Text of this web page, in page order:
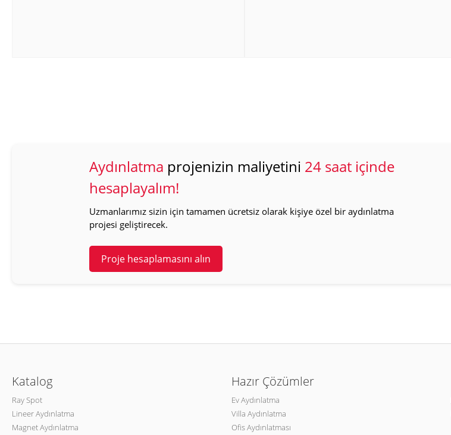
Aydınlatma projenizin maliyetini 24 saat içinde
hesaplayalım!
Uzmanlarımız sizin için tamamen ücretsiz olarak kişiye özel bir aydınlatma
projesi geliştirecek.
Proje hesaplamasını alın
Katalog
Ray Spot
Lineer Aydınlatma
Magnet Aydınlatma
Hazır Çözümler
Ev Aydınlatma
Villa Aydınlatma
Ofis Aydınlatması